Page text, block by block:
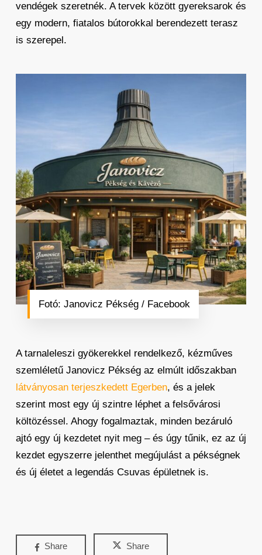
vendégek szeretnék. A tervek között gyereksarok és
egy modern, fiatalos bútorokkal berendezett terasz
is szerepel.
Fotó: Janovicz Pékség / Facebook
A tarnaleleszi gyökerekkel rendelkező, kézműves
szemléletű Janovicz Pékség az elmúlt időszakban
látványosan terjeszkedett Egerben, és a jelek
szerint most egy új szintre léphet a felsővárosi
költözéssel. Ahogy fogalmaztak, minden bezáruló
ajtó egy új kezdetet nyit meg – és úgy tűnik, ez az új
kezdet egyszerre jelenthet megújulást a pékségnek
és új életet a legendás Csuvas épületnek is.
Share Share